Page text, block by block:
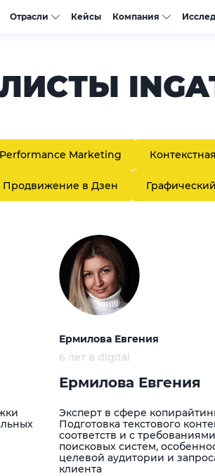
Отрасли Кейсы Компания
Performance Marketing
Продвижение в Дзен
Ермилова Евгения
6 лет в digital
Ермилова Евгения
Эксперт в сфере
Подготовка текстового
соответств и с требованиями
поисковых систем,
целевой аудитории и
клиента